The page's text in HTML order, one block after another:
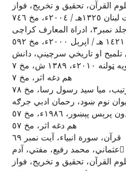
القرآن، تحقيق و تخريج، فواز
مخ ٧٤٦
محمد شفيع، مفتي، معارف القرآن، جلد نمبر٣، ادراة المعارف کراچى
او تاريخي سرچينې، دانش
١٣٨٩ ش، مخ ٧
هم دغه اثر، مخ ٧
ميا سيد رسول رسا، مخ ٧٨
نوم ښود، رحمان ادبي جرګه
پېښور، ١٩٨٦ء، مخ ٥٧
هم دغه اثر، مخ ٥٧
قرآن، سورة انبياء، آيت نمبر ٦٩
القرآن، تحقيق و تخريج، فواز